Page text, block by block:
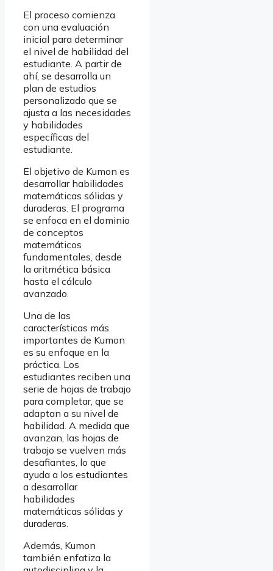
El proceso comienza
con una evaluación
inicial para determinar
el nivel de habilidad del
estudiante. A partir de
ahí, se desarrolla un
plan de estudios
personalizado que se
ajusta a las necesidades
y habilidades
específicas del
estudiante.
El objetivo de Kumon es
desarrollar habilidades
matemáticas sólidas y
duraderas. El programa
se enfoca en el dominio
de conceptos
matemáticos
fundamentales, desde
la aritmética básica
hasta el cálculo
avanzado.
Una de las
características más
importantes de Kumon
es su enfoque en la
práctica. Los
estudiantes reciben una
serie de hojas de trabajo
para completar, que se
adaptan a su nivel de
habilidad. A medida que
avanzan, las hojas de
trabajo se vuelven más
desafiantes, lo que
ayuda a los estudiantes
a desarrollar
habilidades
matemáticas sólidas y
duraderas.
Además, Kumon
también enfatiza la